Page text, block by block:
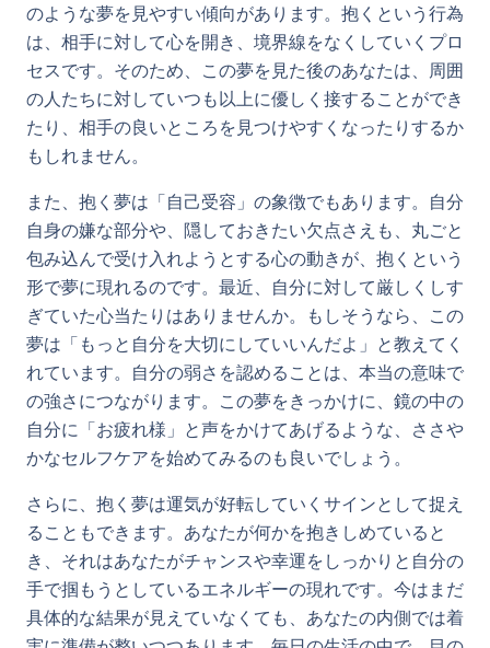
のような夢を見やすい傾向があります。抱くという行為
は、相手に対して心を開き、境界線をなくしていくプロ
セスです。そのため、この夢を見た後のあなたは、周囲
の人たちに対していつも以上に優しく接することができ
たり、相手の良いところを見つけやすくなったりするか
もしれません。
また、抱く夢は「自己受容」の象徴でもあります。自分
自身の嫌な部分や、隠しておきたい欠点さえも、丸ごと
包み込んで受け入れようとする心の動きが、抱くという
形で夢に現れるのです。最近、自分に対して厳しくしす
ぎていた心当たりはありませんか。もしそうなら、この
夢は「もっと自分を大切にしていいんだよ」と教えてく
れています。自分の弱さを認めることは、本当の意味で
の強さにつながります。この夢をきっかけに、鏡の中の
自分に「お疲れ様」と声をかけてあげるような、ささや
かなセルフケアを始めてみるのも良いでしょう。
さらに、抱く夢は運気が好転していくサインとして捉え
ることもできます。あなたが何かを抱きしめていると
き、それはあなたがチャンスや幸運をしっかりと自分の
手で掴もうとしているエネルギーの現れです。今はまだ
具体的な結果が見えていなくても、あなたの内側では着